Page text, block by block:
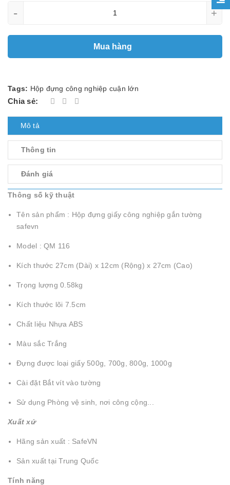
- +
Mua hàng
Tags: Hộp đựng công nghiệp cuận lớn
Chia sẻ:
Mô tả
Thông tin
Đánh giá
Thông số kỹ thuật
Tên sản phẩm : Hộp đựng giấy công nghiệp gắn tường
safevn
Model : QM 116
Kích thước 27cm (Dài) x 12cm (Rộng) x 27cm (Cao)
Trọng lượng 0.58kg
Kích thước lõi 7.5cm
Chất liệu Nhựa ABS
Màu sắc Trắng
Đựng được loại giấy 500g, 700g, 800g, 1000g
Cài đặt Bắt vít vào tường
Sử dụng Phòng vệ sinh, nơi công cộng...
Xuất xứ
Hãng sản xuất : SafeVN
Sản xuất tại Trung Quốc
Tính năng